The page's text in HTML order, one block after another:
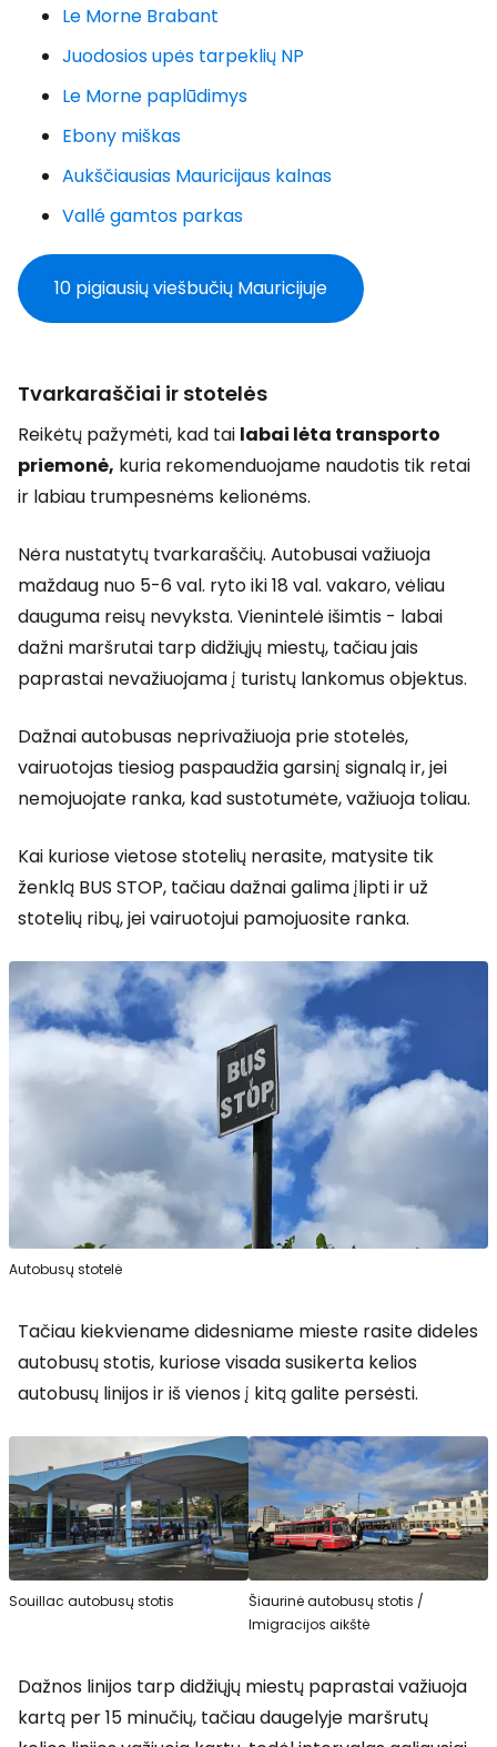
Le Morne Brabant
Juodosios upės tarpeklių NP
Le Morne paplūdimys
Ebony miškas
Aukščiausias Mauricijaus kalnas
Vallé gamtos parkas
10 pigiausių viešbučių Mauricijuje
Tvarkaraščiai ir stotelės
Reikėtų pažymėti, kad tai labai lėta transporto
priemonė, kuria rekomenduojame naudotis tik retai
ir labiau trumpesnėms kelionėms.
Nėra nustatytų tvarkaraščių. Autobusai važiuoja
maždaug nuo 5-6 val. ryto iki 18 val. vakaro, vėliau
dauguma reisų nevyksta. Vienintelė išimtis - labai
dažni maršrutai tarp didžiųjų miestų, tačiau jais
paprastai nevažiuojama į turistų lankomus objektus.
Dažnai autobusas neprivažiuoja prie stotelės,
vairuotojas tiesiog paspaudžia garsinį signalą ir, jei
nemojuojate ranka, kad sustotumėte, važiuoja toliau.
Kai kuriose vietose stotelių nerasite, matysite tik
ženklą BUS STOP, tačiau dažnai galima įlipti ir už
stotelių ribų, jei vairuotojui pamojuosite ranka.
Autobusų stotelė
Tačiau kiekviename didesniame mieste rasite dideles
autobusų stotis, kuriose visada susikerta kelios
autobusų linijos ir iš vienos į kitą galite persėsti.
Souillac autobusų stotis
Šiaurinė autobusų stotis /
Imigracijos aikštė
Dažnos linijos tarp didžiųjų miestų paprastai važiuoja
kartą per 15 minučių, tačiau daugelyje maršrutų